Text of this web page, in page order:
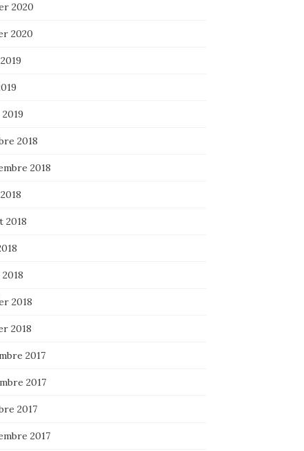
2020
2020
2018
2018
2018
2018
2018
2017
2017
2017
2017